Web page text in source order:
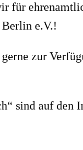
für
Berlin e.V.!
zur
sind auf den